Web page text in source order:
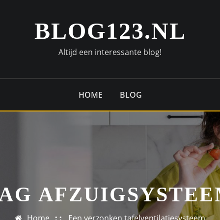
BLOG123.NL
Altijd een interessante blog!
HOME BLOG